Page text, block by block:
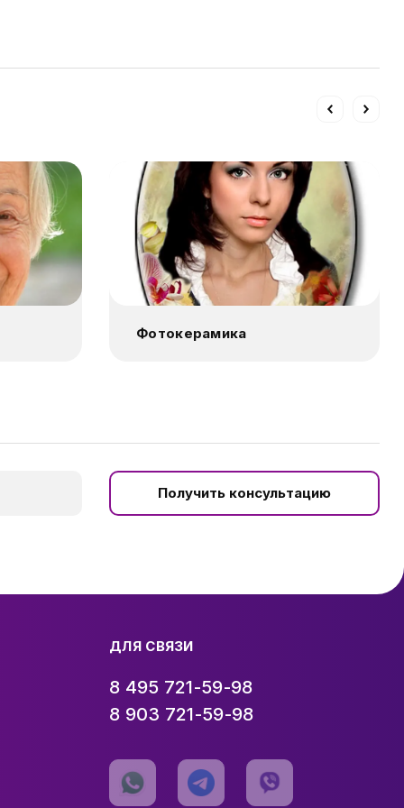
Фотокерамика
Получить консультацию
ДЛЯ СВЯЗИ
8 495 721-59-98
8 903 721-59-98